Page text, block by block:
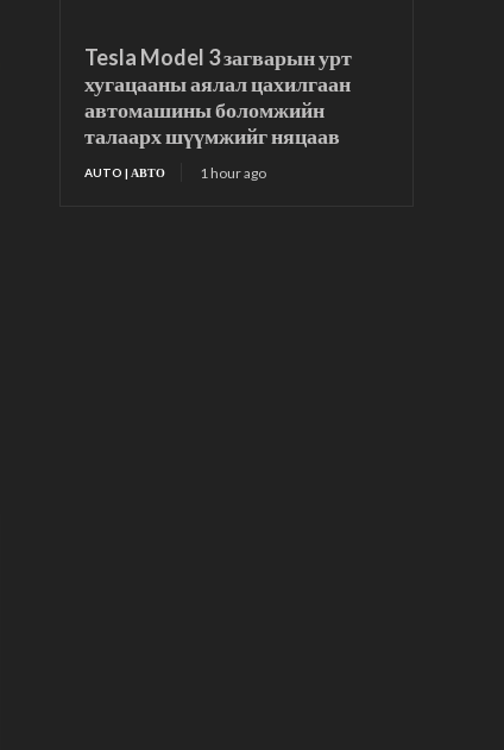
Tesla Model 3 загварын урт
хугацааны аялал цахилгаан
автомашины боломжийн
талаарх шүүмжийг няцаав
AUTO | АВТО 1 hour ago